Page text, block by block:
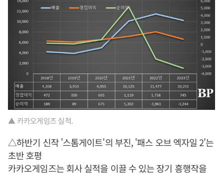
▲ 카카오게임즈 실적.
△하반기 신작 '스톰게이트'의 부진, '패스 오브 엑자일 2'는
초반 호평
카카오게임즈는 회사 실적을 이끌 수 있는 장기 흥행작을